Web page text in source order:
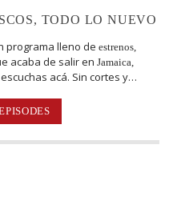
TODO LO NUEVO
programa lleno de estrenos,
acaba de salir en Jamaica,
acá. Sin cortes y